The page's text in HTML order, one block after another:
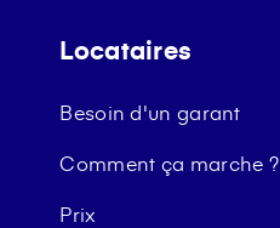
Locataires
Besoin d'un garant
Comment ça marche ?
Prix